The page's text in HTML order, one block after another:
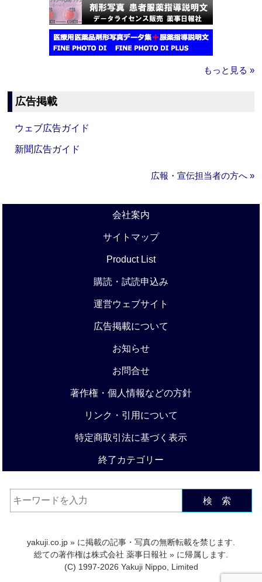
もっと見る »
広告掲載
ウェブ広告ガイド
新聞広告ガイド
広報・宣伝担当者の方へ »
会社案内
サイトマップ
Product List
購読・試読申込み
運営ウェブサイト
広告掲載について
お知らせ
お問合せ
著作権・個人情報などの方針
リンク・引用について
特定商取引法に基づく表示
終了カテゴリー
検 索
yakuji.co.jp » に掲載の記事・写真の無断転載を禁じます.
総ての著作権は株式会社 薬事日報社 » に帰属します.
(C) 1997-2026 Yakuji Nippo, Limited